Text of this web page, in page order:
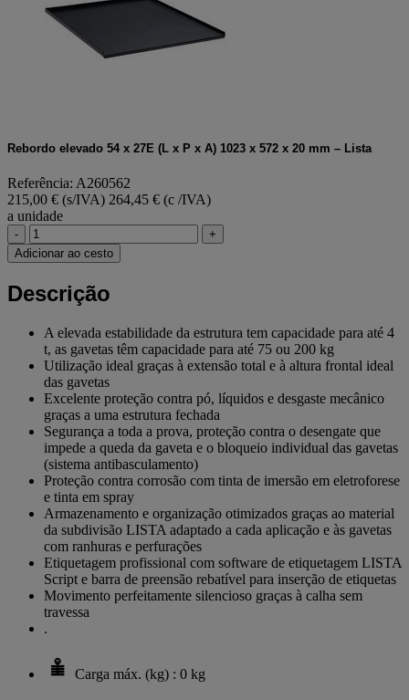
Rebordo elevado 54 x 27E (L x P x A) 1023 x 572 x 20 mm – Lista
Referência: A260562
215,00 € (s/IVA) 264,45 € (c /IVA)
a unidade
-
+
Adicionar ao cesto
Descrição
A elevada estabilidade da estrutura tem capacidade para até 4
t, as gavetas têm capacidade para até 75 ou 200 kg
Utilização ideal graças à extensão total e à altura frontal ideal
das gavetas
Excelente proteção contra pó, líquidos e desgaste mecânico
graças a uma estrutura fechada
Segurança a toda a prova, proteção contra o desengate que
impede a queda da gaveta e o bloqueio individual das gavetas
(sistema antibasculamento)
Proteção contra corrosão com tinta de imersão em eletroforese
e tinta em spray
Armazenamento e organização otimizados graças ao material
da subdivisão LISTA adaptado a cada aplicação e às gavetas
com ranhuras e perfurações
Etiquetagem profissional com software de etiquetagem LISTA
Script e barra de preensão rebatível para inserção de etiquetas
Movimento perfeitamente silencioso graças à calha sem
travessa
.
Carga máx. (kg) : 0 kg